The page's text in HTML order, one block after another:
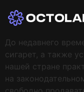
До недавнего
сигарет, а также
нашей стране
на